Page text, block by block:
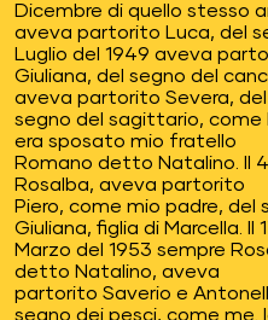
Dicembre di quello stesso
aveva partorito Luca, del
Luglio del 1949 aveva
Giuliana, del segno del
aveva partorito Severa, del
segno del sagittario, come
era sposato mio fratello
Romano detto Natalino. Il
Rosalba, aveva partorito
Piero, come mio padre, del
Giuliana, figlia di Marcella. Il
Marzo del 1953 sempre
detto Natalino, aveva
partorito Saverio e
segno dei pesci, come me.